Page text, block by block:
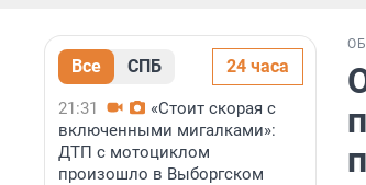
Все СПБ 24 часа
21:31
«Стоит скорая с
включенными мигалками»:
ДТП с мотоциклом
произошло в Выборгском